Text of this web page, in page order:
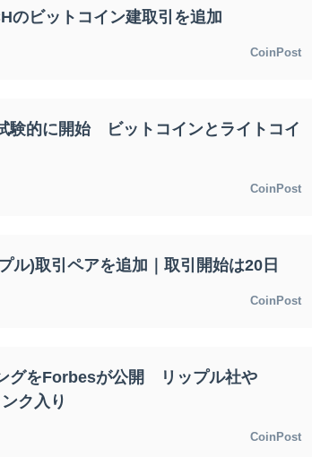
のビットコイン建取引を追加
CoinPost
験的に開始 ビットコインとライトコイ
CoinPost
ル)取引ペアを追加｜取引開始は20日
CoinPost
グをForbesが公開 リップル社や
ク入り
CoinPost